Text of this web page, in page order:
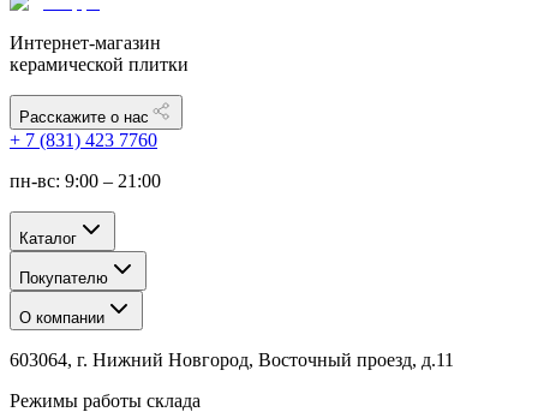
Интернет-магазин
керамической плитки
Расскажите о нас
+ 7 (831) 423 7760
пн-вс: 9:00 – 21:00
Каталог
Покупателю
О компании
603064, г. Нижний Новгород, Восточный проезд, д.11
Режимы работы склада